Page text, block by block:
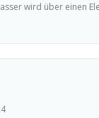
wird über einen